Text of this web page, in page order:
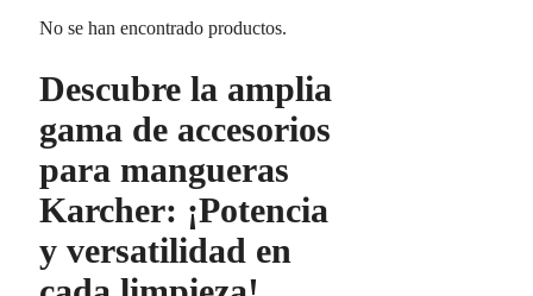
No se han encontrado productos.
Descubre la amplia
gama de accesorios
para mangueras
Karcher: ¡Potencia
y versatilidad en